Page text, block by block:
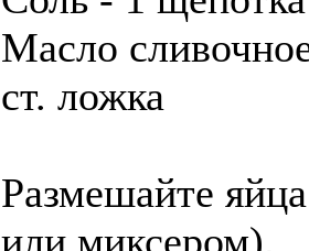
Масло
ст. ложка
Размешайте
или миксером).